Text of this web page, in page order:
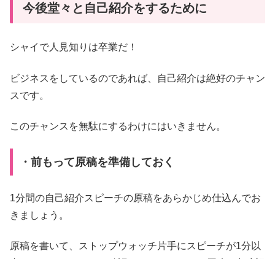
今後堂々と自己紹介をするために
シャイで人見知りは卒業だ！
ビジネスをしているのであれば、自己紹介は絶好のチャン
スです。
このチャンスを無駄にするわけにはいきません。
・前もって原稿を準備しておく
1分間の自己紹介スピーチの原稿をあらかじめ仕込んでお
きましょう。
原稿を書いて、ストップウォッチ片手にスピーチが1分以